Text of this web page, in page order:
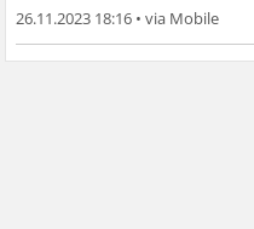
26.11.2023 18:16 •